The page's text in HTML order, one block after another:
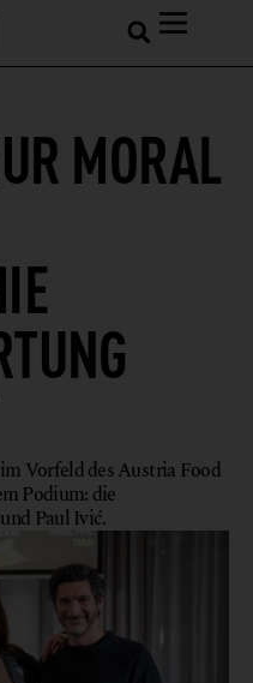
MORAL
Vorfeld des Austria Food
Podium: die
Paul Ivić.